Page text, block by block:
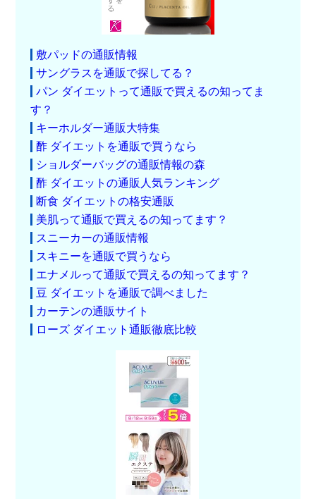
敷パッドの通販情報
サングラスを通販で探してる？
パン ダイエットって通販で買えるの知ってま
す？
キーホルダー通販大特集
酢 ダイエットを通販で買うなら
ショルダーバッグの通販情報の森
酢 ダイエットの通販人気ランキング
断食 ダイエットの格安通販
美肌って通販で買えるの知ってます？
スニーカーの通販情報
スキニーを通販で買うなら
エナメルって通販で買えるの知ってます？
豆 ダイエットを通販で調べました
カーテンの通販サイト
ローズ ダイエット通販徹底比較